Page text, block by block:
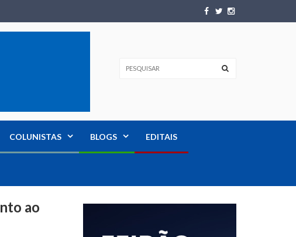
COLUNISTAS BLOGS EDITAIS
ao